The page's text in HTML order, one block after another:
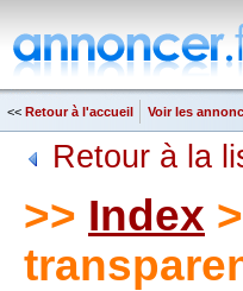
<< Retour à l'accueil Voir les
Retour à la
>> Index